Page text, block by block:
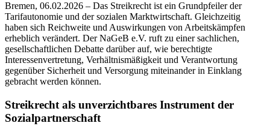
Bremen, 06.02.2026 – Das Streikrecht ist ein Grundpfeiler der
Tarifautonomie und der sozialen Marktwirtschaft. Gleichzeitig
haben sich Reichweite und Auswirkungen von Arbeitskämpfen
erheblich verändert. Der NaGeB e.V. ruft zu einer sachlichen,
gesellschaftlichen Debatte darüber auf, wie berechtigte
Interessenvertretung, Verhältnismäßigkeit und Verantwortung
gegenüber Sicherheit und Versorgung miteinander in Einklang
gebracht werden können.
Streikrecht als unverzichtbares Instrument der
Sozialpartnerschaft